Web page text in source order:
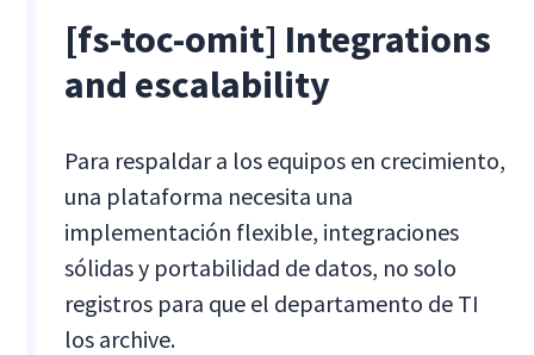
[fs-toc-omit] Integrations
and escalability
Para respaldar a los equipos en crecimiento,
una plataforma necesita una
implementación flexible, integraciones
sólidas y portabilidad de datos, no solo
registros para que el departamento de TI
los archive.